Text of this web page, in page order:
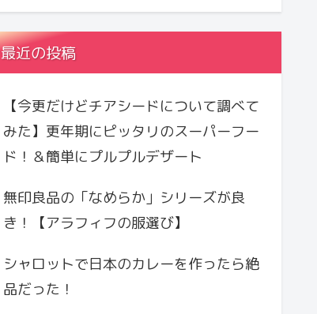
最近の投稿
【今更だけどチアシードについて調べて
みた】更年期にピッタリのスーパーフー
ド！＆簡単にプルプルデザート
無印良品の「なめらか」シリーズが良
き！【アラフィフの服選び】
シャロットで日本のカレーを作ったら絶
品だった！